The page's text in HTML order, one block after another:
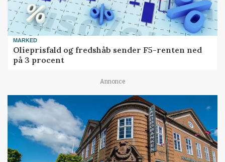
MARKED
Olieprisfald og fredshåb sender F5-renten ned
på 3 procent
Annonce